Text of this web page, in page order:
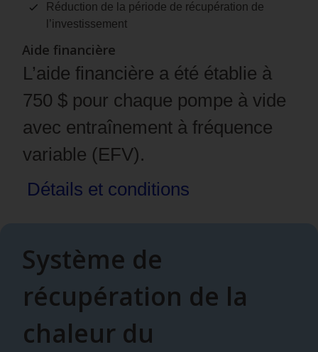
Réduction de la période de récupération de
l’investissement
Aide financière
L’aide financière a été établie à
750 $ pour chaque pompe à vide
avec entraînement à fréquence
variable (EFV).
Détails et conditions
Système de
récupération de la
chaleur du